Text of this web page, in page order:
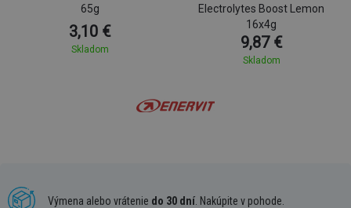
65g
3,10 €
Skladom
Electrolytes Boost Lemon
16x4g
9,87 €
Skladom
Výmena alebo vrátenie do 30 dní . Nakúpite v pohode.